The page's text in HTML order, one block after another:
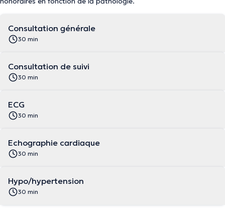
Consultation générale
30 min
Consultation de suivi
30 min
ECG
30 min
Echographie cardiaque
30 min
Hypo/hypertension
30 min